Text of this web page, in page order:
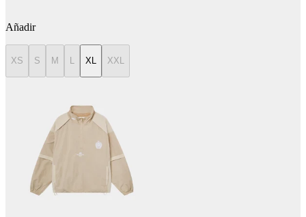
Añadir
XS S M L XL XXL